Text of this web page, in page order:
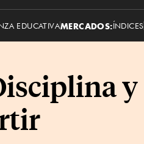
EDUCATIVAMERCADOS:ÍNDICES
y